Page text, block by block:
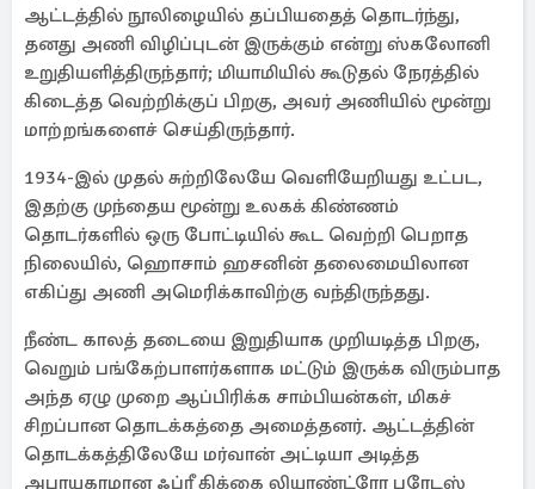
ஆட்டத்தில் நூலிழையில் தப்பியதைத் தொடர்ந்து,
தனது அணி விழிப்புடன் இருக்கும் என்று ஸ்கலோனி
உறுதியளித்திருந்தார்; மியாமியில் கூடுதல் நேரத்தில்
கிடைத்த வெற்றிக்குப் பிறகு, அவர் அணியில் மூன்று
மாற்றங்களைச் செய்திருந்தார்.
1934-இல் முதல் சுற்றிலேயே வெளியேறியது உட்பட,
இதற்கு முந்தைய மூன்று உலகக் கிண்ணம்
தொடர்களில் ஒரு போட்டியில் கூட வெற்றி பெறாத
நிலையில், ஹொசாம் ஹசனின் தலைமையிலான
எகிப்து அணி அமெரிக்காவிற்கு வந்திருந்தது.
நீண்ட காலத் தடையை இறுதியாக முறியடித்த பிறகு,
வெறும் பங்கேற்பாளர்களாக மட்டும் இருக்க விரும்பாத
அந்த ஏழு முறை ஆப்பிரிக்க சாம்பியன்கள், மிகச்
சிறப்பான தொடக்கத்தை அமைத்தனர். ஆட்டத்தின்
தொடக்கத்திலேயே மர்வான் அட்டியா அடித்த
அபாயகரமான ஃப்ரீ கிக்கை லியாண்ட்ரோ பரேடஸ்